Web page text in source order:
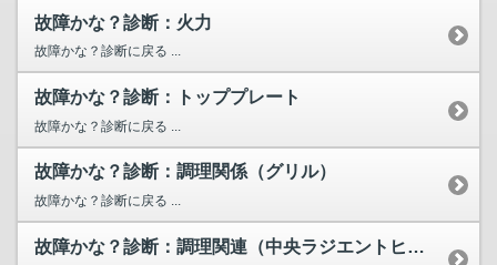
故障かな？診断：火力
故障かな？診断に戻る ...
故障かな？診断：トッププレート
故障かな？診断に戻る ...
故障かな？診断：調理関係（グリル）
故障かな？診断に戻る ...
故障かな？診断：調理関連（中央ラジエントヒーター）